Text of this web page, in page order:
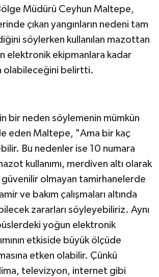
Müdürü Ceyhun Maltepe,
çıkan yangınların nedeni tam
söylerken kullanılan mazottan
elektronik ekipmanlara kadar
olabileceğini belirtti.
bir neden söylemenin mümkün
eden Maltepe, "Ama bir kaç
Bu nedenler ise 10 numara
kullanımı, merdiven altı olarak
olmayan tamirhanelerde
ve bakım çalışmaları altında
zararları söyleyebiliriz. Aynı
yoğun elektronik
etkiside büyük ölçüde
etken olabilir. Çünkü
televizyon, internet gibi